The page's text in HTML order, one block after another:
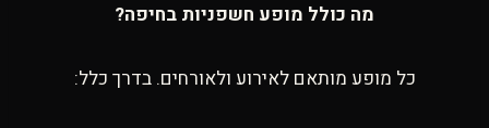
מה כולל מופע חשפניות בחיפה?
כל מופע מותאם לאירוע ולאורחים. בדרך כלל: